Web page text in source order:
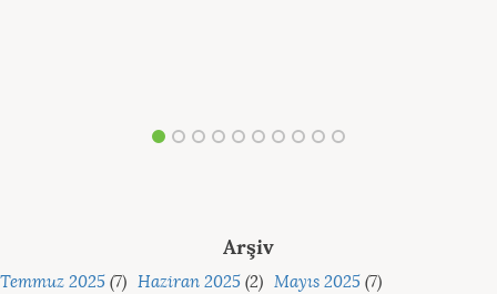
Arşiv
Temmuz 2025 (7) Haziran 2025 (2) Mayıs 2025 (7)